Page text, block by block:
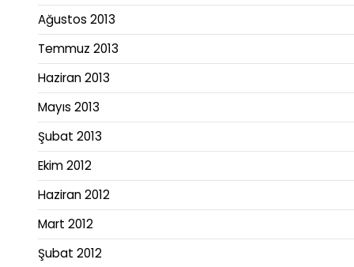
Ağustos 2013
Temmuz 2013
Haziran 2013
Mayıs 2013
Şubat 2013
Ekim 2012
Haziran 2012
Mart 2012
Şubat 2012